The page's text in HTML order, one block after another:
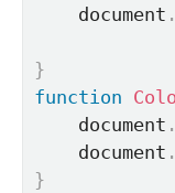
    document
.
}
function
    document
.
    document
.
}